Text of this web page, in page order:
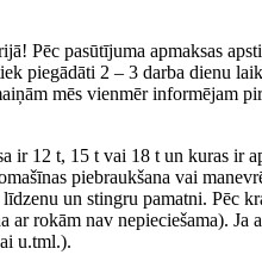
Pēc pasūtījuma apmaksas
piegādāti 2 – 3 darba dienu
mēs vienmēr informējam
ir 12 t, 15 t vai 18 t un kuras ir
piebraukšana vai
un stingru pamatni. Pēc
rokām nav nepieciešama).
u.tml.).